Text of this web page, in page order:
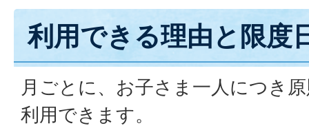
利用できる理由と限度
月ごとに、お子さま一人につき
利用できます。